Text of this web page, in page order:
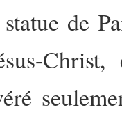
de
Christ,